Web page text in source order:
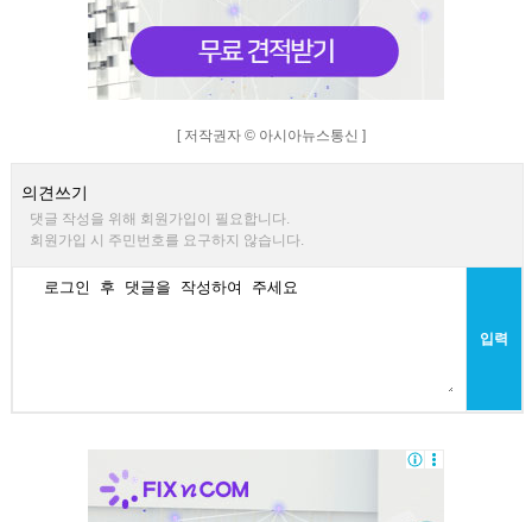
[ 저작권자 © 아시아뉴스통신 ]
의견쓰기
댓글 작성을 위해 회원가입이 필요합니다.
회원가입 시 주민번호를 요구하지 않습니다.
입력